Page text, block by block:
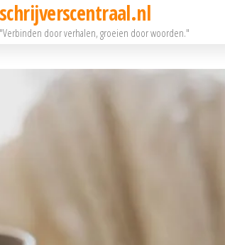
schrijverscentraal.nl
"Verbinden door verhalen, groeien door woorden."